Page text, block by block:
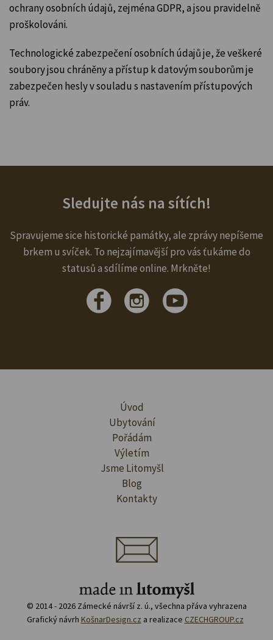
ochrany osobních údajů, zejména GDPR, a jsou pravidelně
proškolováni.
Technologické zabezpečení osobních údajů je, že veškeré
soubory jsou chráněny a přístup k datovým souborům je
zabezpečen hesly v souladu s nastavením přístupových
práv.
Sledujte nás na sítích!
Spravujeme sice historické památky, ale zprávy nepíšeme
brkem u svíček. To nejzajímavější pro vás ťukáme do
statusů a sdílíme online. Mrkněte!
Úvod
Ubytování
Pořádám
Výletím
Jsme Litomyšl
Blog
Kontakty
© 2014 - 2026 Zámecké návrší z. ú., všechna přáva vyhrazena
Grafický návrh KošnarDesign.cz a realizace CZECHGROUP.cz